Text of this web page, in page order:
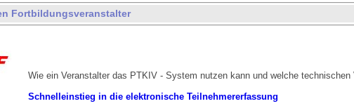
Fortbildungsveranstalter
Wie ein Veranstalter das PTKIV - System nutzen kann und welche
Schnelleinstieg in die elektronische Teilnehmererfassung